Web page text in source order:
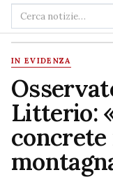
Cerca
nel
sito
IN EVIDENZA
Litterio:
concrete